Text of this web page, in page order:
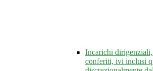
Incarichi
conferiti, ivi inclusi